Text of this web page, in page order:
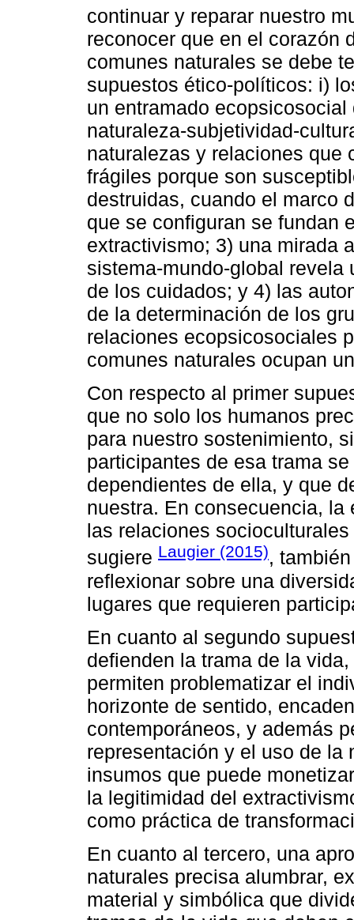
continuar y reparar nuestro
reconocer que en el corazón
comunes naturales se debe
supuestos ético-políticos: i)
un entramado
naturaleza-subjetividad-
naturalezas y relaciones que
frágiles porque son
destruidas, cuando el marco
que se configuran se fundan
extractivismo; 3) una mirada
sistema-mundo-global
de los cuidados; y 4) las
de la determinación de los
relaciones ecopsicosociales
comunes naturales ocupan
Con respecto al primer
que no solo los humanos
para nuestro sostenimiento,
participantes de esa trama
dependientes de ella, y que
nuestra. En consecuencia,
las relaciones
sugiere Laugier (2015),
reflexionar sobre una
lugares que requieren
En cuanto al segundo
defienden la trama de la
permiten problematizar el
horizonte de sentido,
contemporáneos, y además
representación y el uso de la
insumos que puede
la legitimidad del
como práctica de
En cuanto al tercero, una
naturales precisa alumbrar,
material y simbólica que